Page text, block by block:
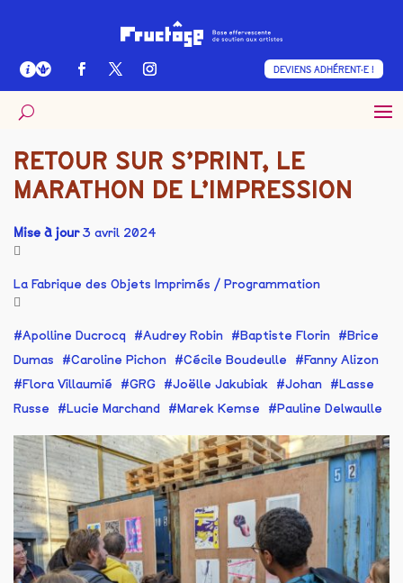
DEVIENS ADHÉRENT·E !
RETOUR SUR S’PRINT, LE
MARATHON DE L’IMPRESSION
Mise à jour3 avril 2024
La Fabrique des Objets Imprimés / Programmation
Apolline Ducrocq Audrey Robin Baptiste Florin
Brice
Dumas
Caroline Pichon Cécile Boudeulle
Fanny Alizon
Flora Villaumié
GRG Joëlle Jakubiak Johan
Lasse
Russe
Lucie Marchand Marek Kemse Pauline Delwaulle